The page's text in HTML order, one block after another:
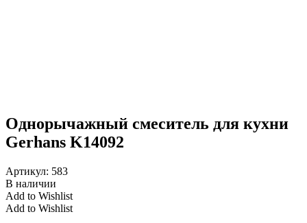
Однорычажный смеситель для кухни
Gerhans K14092
Артикул: 583
В наличии
Add to Wishlist
Add to Wishlist